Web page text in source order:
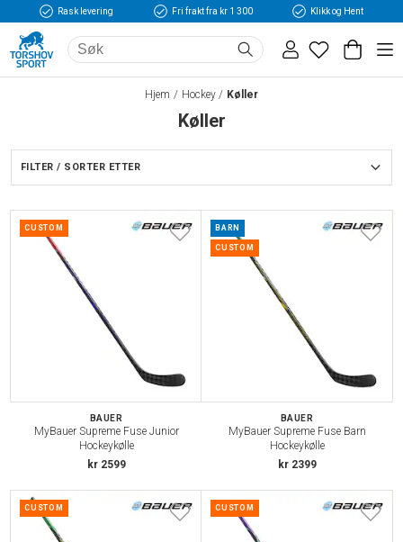
Rask levering Fri frakt fra kr 1 300 Klikk og Hent
Hjem Hockey Køller
Køller
FILTER / SORTER ETTER
CUSTOM
BAUER
MyBauer Supreme Fuse Junior
Hockeykølle
kr 2599
BARN
CUSTOM
BAUER
MyBauer Supreme Fuse Barn
Hockeykølle
kr 2399
CUSTOM CUSTOM